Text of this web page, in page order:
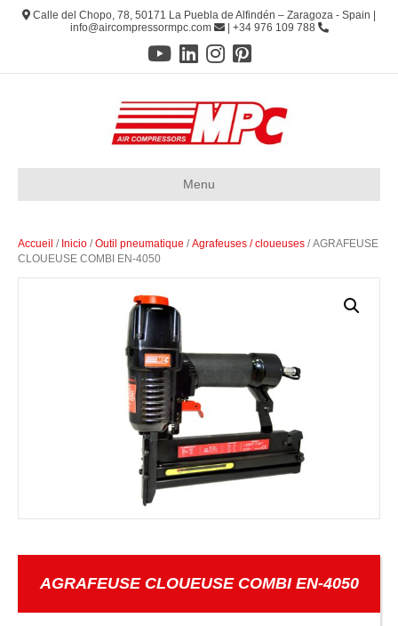
Calle del Chopo, 78, 50171 La Puebla de Alfindén – Zaragoza - Spain |
info@aircompressormpc.com
| +34 976 109 788
Menu
Accueil / Inicio /Outil pneumatique /Agrafeuses / cloueuses / AGRAFEUSE
CLOUEUSE COMBI EN-4050
AGRAFEUSE CLOUEUSE COMBI EN-4050